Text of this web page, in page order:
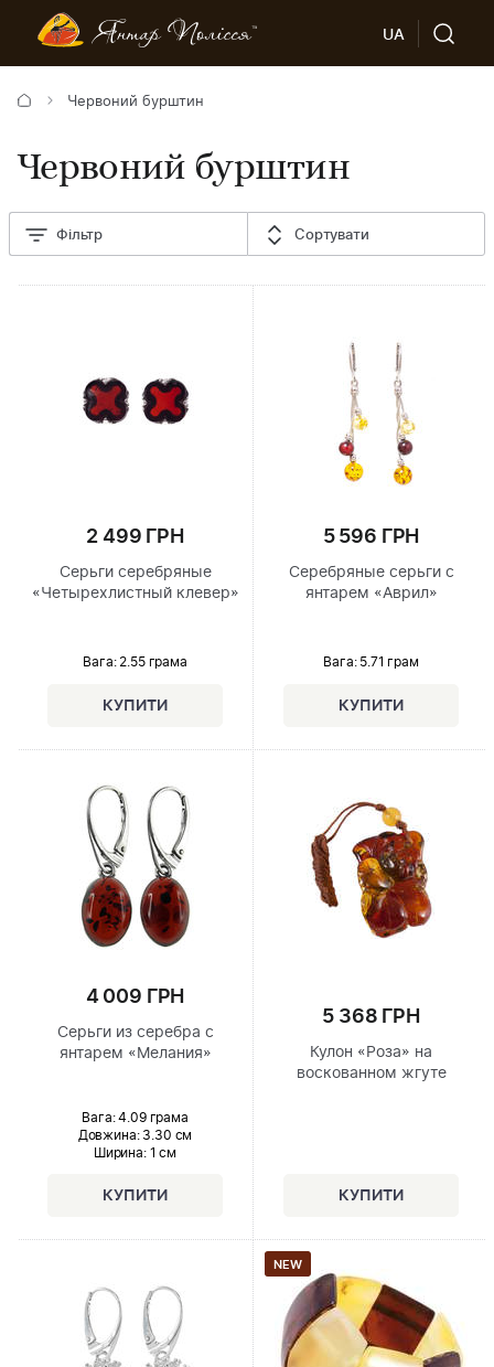
UA
Червоний бурштин
Червоний бурштин
Фільтр Сортувати
2 499 ГРН
Серьги серебряные
«Четырехлистный клевер»
Вага: 2.55 грама
5 596 ГРН
Серебряные серьги с
янтарем «Аврил»
Вага: 5.71 грам
4 009 ГРН
Серьги из серебра с
янтарем «Мелания»
Вага: 4.09 грама
Довжина:3.30 см
Ширина: 1 см
5 368 ГРН
Кулон «Роза» на
воскованном жгуте
NEW